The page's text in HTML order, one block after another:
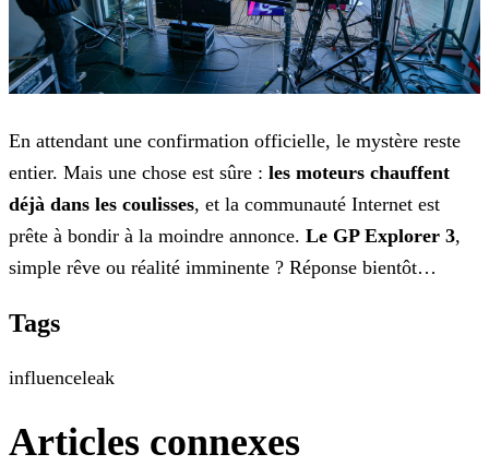
En attendant une confirmation officielle, le mystère reste
entier. Mais une chose est sûre : les moteurs chauffent
déjà dans les coulisses, et la communauté Internet est
prête à bondir à la moindre annonce. Le GP Explorer 3,
simple rêve ou réalité imminente ? Réponse bientôt…
Tags
influenceleak
Articles connexes